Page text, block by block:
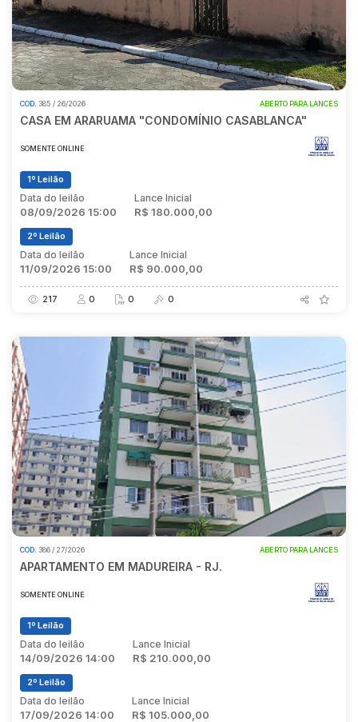
COD. 385 / 26/2026 ABERTO PARA LANCES
CASA EM ARARUAMA "CONDOMÍNIO CASABLANCA"
SOMENTE ONLINE
1º Leilão
Data do leilão
08/09/2026 15:00
Lance Inicial
R$ 180.000,00
2º Leilão
Data do leilão
11/09/2026 15:00
Lance Inicial
R$ 90.000,00
217 0 0 0
COD. 386 / 27/2026 ABERTO PARA LANCES
APARTAMENTO EM MADUREIRA - RJ.
SOMENTE ONLINE
1º Leilão
Data do leilão
14/09/2026 14:00
Lance Inicial
R$ 210.000,00
2º Leilão
Data do leilão
17/09/2026 14:00
Lance Inicial
R$ 105.000,00